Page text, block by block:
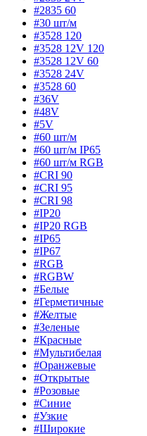
#2835 60
#30 шт/м
#3528 120
#3528 12V 120
#3528 12V 60
#3528 24V
#3528 60
#36V
#48V
#5V
#60 шт/м
#60 шт/м IP65
#60 шт/м RGB
#CRI 90
#CRI 95
#CRI 98
#IP20
#IP20 RGB
#IP65
#IP67
#RGB
#RGBW
#Белые
#Герметичные
#Желтые
#Зеленые
#Красные
#Мультибелая
#Оранжевые
#Открытые
#Розовые
#Синие
#Узкие
#Широкие